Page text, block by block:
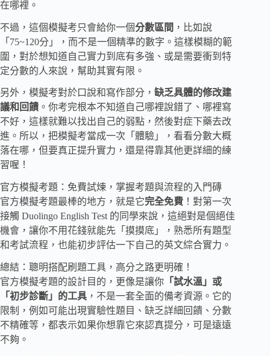
在哪裡。
不過，這個模擬考只會給你一個分數區間 ，比如說
「75~120分」，而不是一個精準的數字。這樣模糊的範
圍，對於想知道自己實力到底有多強、或是需要衝到特
定分數的人來說，幫助其實有限。
另外，模擬考對於口說和寫作部分， 缺乏具體的修改建
議和回饋 。你考完根本不知道自己哪裡說錯了、哪裡寫
不好，這樣就難以找出自己的弱點，然後對症下藥去改
進。所以，把模擬考當成一次「體驗」，看看分數大概
落在哪，但要真正提升實力，還是得靠其他更詳細的練
習喔！
官方模擬考題：免費試煉，掌握考題與流程的入門磚
官方模擬考題最棒的地方，就是它完全免費 ！對第一次
接觸 Duolingo English Test 的同學來說，這絕對是個絕佳
機會，讓你不用花錢就能先「摸摸底」，熟悉所有題型
和考試流程，也能初步評估一下自己的英文綜合實力。
總結：聰明搭配刷題工具，高分之路更明確！
官方模擬考題的設計目的，更像是讓你 「試水溫」或
「初步診斷」的工具 ，不是一套全面的備考資源。它的
限制，例如可能出現實驗性題目、缺乏詳細回饋、分數
不精確等，都表示如果你想靠它來認真提分，可是遠遠
不夠。